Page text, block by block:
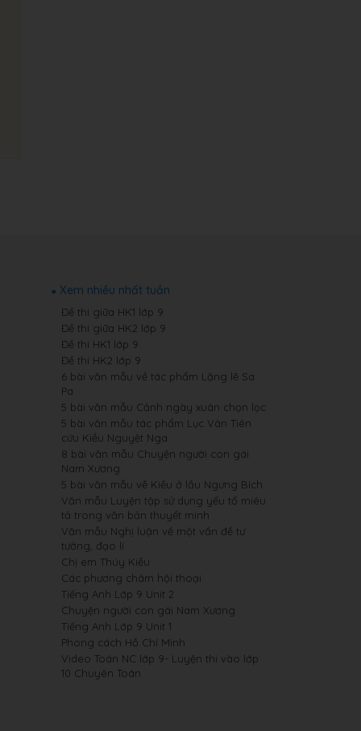
Xem nhiều nhất tuần
Đề thi giữa HK1 lớp 9
Đề thi giữa HK2 lớp 9
Đề thi HK1 lớp 9
Đề thi HK2 lớp 9
6 bài văn mẫu về tác phẩm Lặng lẽ Sa
Pa
5 bài văn mẫu Cảnh ngày xuân chọn lọc
5 bài văn mẫu tác phẩm Lục Vân Tiên
cứu Kiều Nguyệt Nga
8 bài văn mẫu Chuyện người con gái
Nam Xương
5 bài văn mẫu về Kiều ở lầu Ngưng Bích
Văn mẫu Luyện tập sử dụng yếu tố miêu
tả trong văn bản thuyết minh
Văn mẫu Nghị luận về một vấn đề tư
tưởng, đạo lí
Chị em Thúy Kiều
Các phương châm hội thoại
Tiếng Anh Lớp 9 Unit 2
Chuyện người con gái Nam Xương
Tiếng Anh Lớp 9 Unit 1
Phong cách Hồ Chí Minh
Video Toán NC lớp 9- Luyện thi vào lớp
10 Chuyên Toán